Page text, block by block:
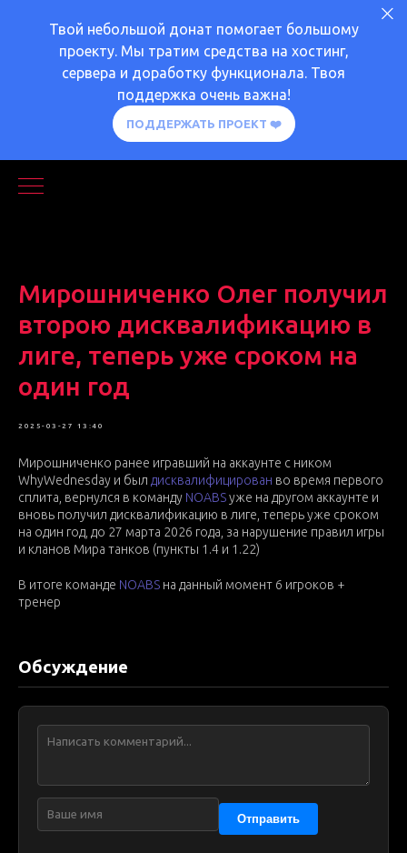
Твой небольшой донат помогает большому
проекту. Мы тратим средства на хостинг,
сервера и доработку функционала. Твоя
поддержка очень важна!
ПОДДЕРЖАТЬ ПРОЕКТ ❤️
Мирошниченко Олег получил
второю дисквалификацию в
лиге, теперь уже сроком на
один год
2025-03-27 13:40
Мирошниченко ранее игравший на аккаунте с ником
WhyWednesday и был дисквалифицирован во время первого
сплита, вернулся в команду NOABSуже на другом аккаунте и
вновь получил дисквалификацию в лиге, теперь уже сроком
на один год, до 27 марта 2026 года, за нарушение правил игры
и кланов Мира танков (пункты 1.4 и 1.22)
В итоге команде NOABS на данный момент 6 игроков +
тренер
Обсуждение
Отправить